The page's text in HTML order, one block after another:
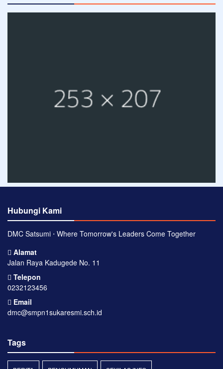
Hubungi Kami
DMC Satsumi ⋅ Where Tomorrow's Leaders Come Together
Alamat
Jalan Raya Kadugede No. 11
Telepon
0232123456
Email
dmc@smpn1sukaresmi.sch.id
Tags